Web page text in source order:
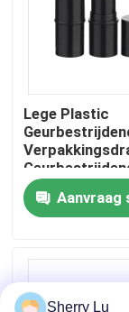
Vraag een
Kosmetische
Kosmetische
Lege Plastic
Containers
Aanvraag
Sherry Lu